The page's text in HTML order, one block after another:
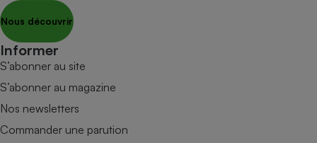
Nous découvrir
Informer
S’abonner au site
S’abonner au magazine
Nos newsletters
Commander une parution